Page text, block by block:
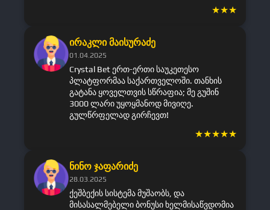
★★★
ირაკლი მაისურაძე
01.04.2025
Crystal Bet ერთ-ერთი საუკეთესო
პლატფორმაა საქართველოში. თანხის
გატანა ყოველთვის სწრაფია; მე გუშინ
3000 ლარი უყოყმანოდ მივიღე.
გულწრფელად გირჩევთ!
★★★★★
ნინო ჯაფარიძე
28.03.2025
ქეშბექის სისტემა მუშაობს, და
მისასალმებელი ბონუსი ხელმისაწვდომია